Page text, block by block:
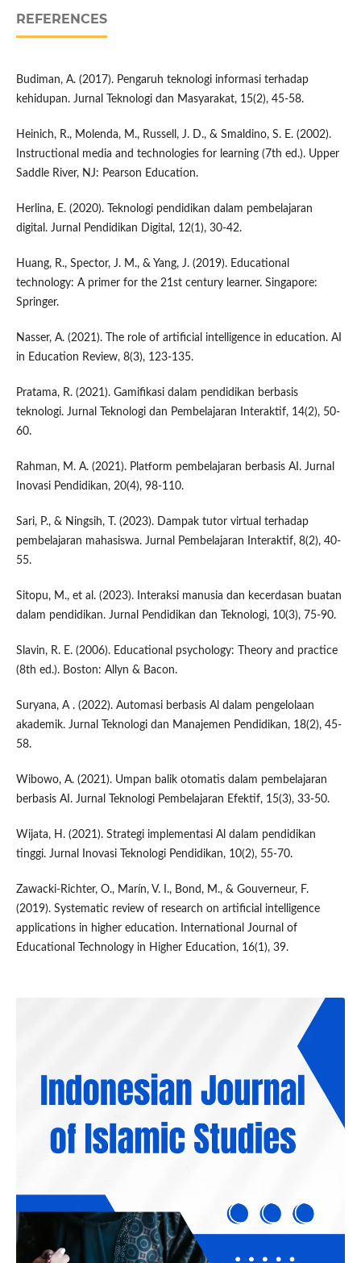
REFERENCES
Budiman, A. (2017). Pengaruh teknologi informasi terhadap
kehidupan. Jurnal Teknologi dan Masyarakat, 15(2), 45-58.
Heinich, R., Molenda, M., Russell, J. D., & Smaldino, S. E. (2002).
Instructional media and technologies for learning (7th ed.). Upper
Saddle River, NJ: Pearson Education.
Herlina, E. (2020). Teknologi pendidikan dalam pembelajaran
digital. Jurnal Pendidikan Digital, 12(1), 30-42.
Huang, R., Spector, J. M., & Yang, J. (2019). Educational
technology: A primer for the 21st century learner. Singapore:
Springer.
Nasser, A. (2021). The role of artificial intelligence in education. AI
in Education Review, 8(3), 123-135.
Pratama, R. (2021). Gamifikasi dalam pendidikan berbasis
teknologi. Jurnal Teknologi dan Pembelajaran Interaktif, 14(2), 50-
60.
Rahman, M. A. (2021). Platform pembelajaran berbasis AI. Jurnal
Inovasi Pendidikan, 20(4), 98-110.
Sari, P., & Ningsih, T. (2023). Dampak tutor virtual terhadap
pembelajaran mahasiswa. Jurnal Pembelajaran Interaktif, 8(2), 40-
55.
Sitopu, M., et al. (2023). Interaksi manusia dan kecerdasan buatan
dalam pendidikan. Jurnal Pendidikan dan Teknologi, 10(3), 75-90.
Slavin, R. E. (2006). Educational psychology: Theory and practice
(8th ed.). Boston: Allyn & Bacon.
Suryana, A . (2022). Automasi berbasis Al dalam pengelolaan
akademik. Jurnal Teknologi dan Manajemen Pendidikan, 18(2), 45-
58.
Wibowo, A. (2021). Umpan balik otomatis dalam pembelajaran
berbasis AI. Jurnal Teknologi Pembelajaran Efektif, 15(3), 33-50.
Wijata, H. (2021). Strategi implementasi Al dalam pendidikan
tinggi. Jurnal Inovasi Teknologi Pendidikan, 10(2), 55-70.
Zawacki-Richter, O., Marín, V. I., Bond, M., & Gouverneur, F.
(2019). Systematic review of research on artificial intelligence
applications in higher education. International Journal of
Educational Technology in Higher Education, 16(1), 39.